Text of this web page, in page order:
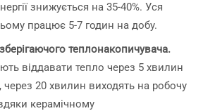
знижується на 35-40%. Уся
працює 5-7 годин на добу.
теплонакопичувача.
віддавати тепло через 5 хвилин
через 20 хвилин виходять на робочу
керамічному